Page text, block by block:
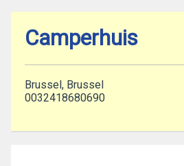
Camperhuis
Brussel, Brussel
0032418680690